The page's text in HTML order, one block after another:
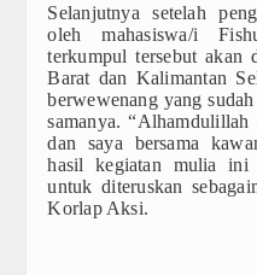
Selanjutnya setelah
oleh mahasiswa/i
terkumpul tersebut akan
Barat dan Kalimantan
berwewenang yang
samanya.
dan saya bersama
hasil kegiatan mulia ini
untuk diteruskan
Korlap Aksi.